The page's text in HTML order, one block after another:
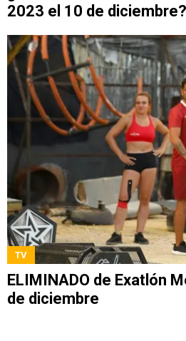
2023 el 10 de diciembre?
TV
ELIMINADO de Exatlón
de diciembre